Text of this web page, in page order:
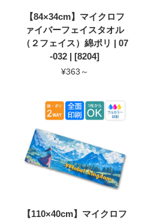
【84×34cm】マイクロフ
ァイバーフェイスタオル
（２フェイス）綿ポリ | 07
-032 | [8204]
¥363～
【110×40cm】マイクロフ